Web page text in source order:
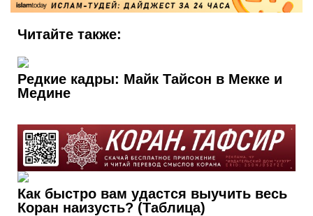
Читайте также:
Редкие кадры: Майк Тайсон в Мекке и
Медине
Как быстро вам удастся выучить весь
Коран наизусть? (Таблица)